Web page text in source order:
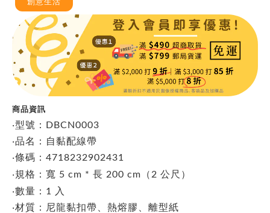
商品資訊
‧型號：DBCN0003
‧品名：自黏配線帶
‧條碼：4718232902431
‧規格：寬 5 cm * 長 200 cm（2 公尺）
‧數量：1 入
‧材質：尼龍黏扣帶、熱熔膠、離型紙